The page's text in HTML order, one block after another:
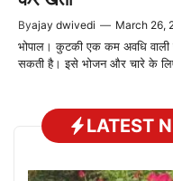
Byajay dwivedi — March 26,
भोपाल। कुटकी एक कम अवधि
सकती है। इसे भोजन और चारे के
LATEST